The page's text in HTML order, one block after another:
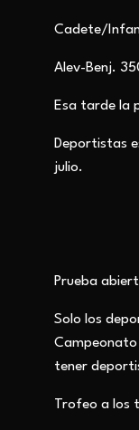
Cadete/
Alev-Benj.
Esa tarde la
Deportistas
julio.
Prueba
Solo los
Campeonato
tener
Trofeo a los